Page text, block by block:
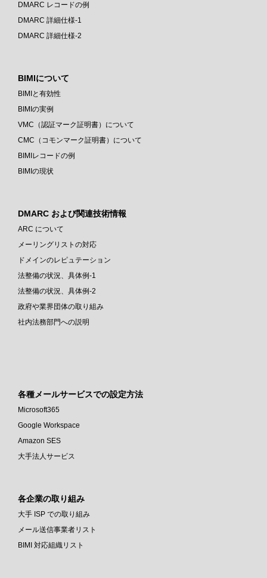
DMARC レコードの例
DMARC 詳細仕様-1
DMARC 詳細仕様-2
BIMIについて
BIMIと有効性
BIMIの実例
VMC（認証マーク証明書）について
CMC（コモンマーク証明書）について
BIMIレコードの例
BIMIの現状
DMARC および関連技術情報
ARC について
メーリングリストの対応
ドメインのレピュテーション
法整備の状況、具体例-1
法整備の状況、具体例-2
政府や業界団体の取り組み
社内法務部門への説明
各種メールサービスでの設定方法
Microsoft365
Google Workspace
Amazon SES
大手法人サービス
各企業の取り組み
大手 ISP での取り組み
メール送信事業者リスト
BIMI 対応組織リスト